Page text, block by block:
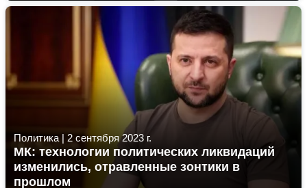
Политика | 2 сентября 2023 г.
МК: технологии политических ликвидаций
изменились, отравленные зонтики в
прошлом